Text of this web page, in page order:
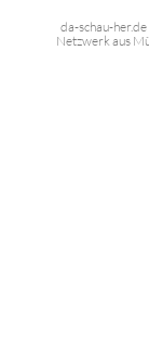
da-schau-
Netzwerk aus